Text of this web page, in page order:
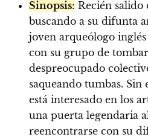
Sinopsis: Recién salido
buscando a su difunta
joven arqueólogo
con su grupo de
despreocupado
saqueando tumbas.
está interesado en los
una puerta legendaria
reencontrarse con su